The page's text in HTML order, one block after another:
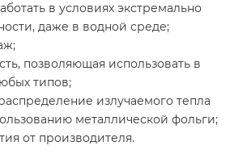
в условиях экстремально
даже в водной среде;
позволяющая использовать в
типов;
излучаемого тепла
металлической фольги;
от производителя.